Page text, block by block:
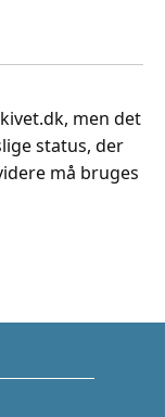
men det
status, der
må bruges